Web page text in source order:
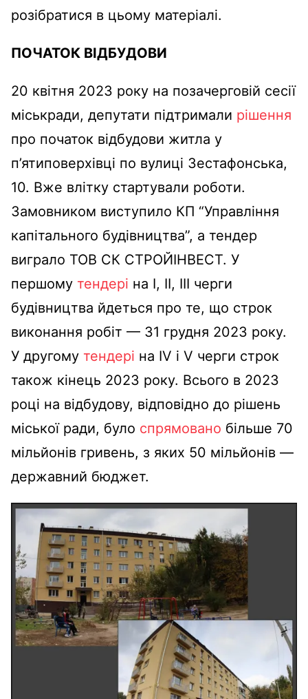
розібратися в цьому матеріалі.
ПОЧАТОК ВІДБУДОВИ
20 квітня 2023 року на позачерговій сесії
міськради, депутати підтримали рішення
про початок відбудови житла у
п’ятиповерхівці по вулиці Зестафонська,
10. Вже влітку стартували роботи.
Замовником виступило КП “Управління
капітального будівництва”, а тендер
виграло ТОВ СК СТРОЙІНВЕСТ. У
першому тендері на І, ІІ, ІІІ черги
будівництва йдеться про те, що строк
виконання робіт — 31 грудня 2023 року.
У другому тендері на IV i V черги строк
також кінець 2023 року. Всього в 2023
році на відбудову, відповідно до рішень
міської ради, було спрямовано більше 70
мільйонів гривень, з яких 50 мільйонів —
державний бюджет.